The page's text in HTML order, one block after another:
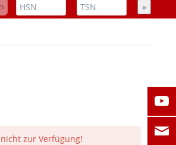
»
zur Verfügung!